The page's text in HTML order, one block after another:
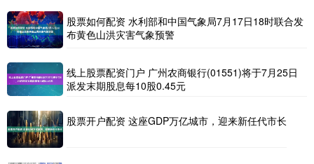
股票如何配资 水利部和中国气象局7月17日18时联合发
布黄色山洪灾害气象预警
线上股票配资门户 广州农商银行(01551)将于7月25日
派发末期股息每10股0.45元
股票开户配资 这座GDP万亿城市，迎来新任代市长